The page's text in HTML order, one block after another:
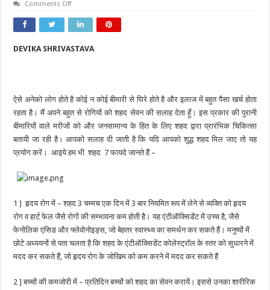
Comments Offon
के
लिए
शहद
DEVIKA SHRIVASTAVA
ऐसे अनेको लोग होते है कोई न कोई बीमारी से घिरे होते है और इलाज में बहुत पैसा खर्च होता
रहता है। मैं अपने बहुत से रोगियों को शहद सेवन की सलाह देता हूँ। इस प्रकार की पुरानी
बीमारियों वाले मरीजों को और जनसामान्य के हित के लिए शहद द्वारा प्रारंभिक चिकित्सा
बतायी जा रही है। आपको सलाह दी जाती है कि यदि आपको शुद्ध शहद मिल जाए तो यह
प्रयोग करें। आइये हम भी शहद 7 फायदे जानते हैं –
1 ] हृदय रोग में – शहद 3 चम्मच एक दिन में 3 बार नियमित रूप में लेने से व्यक्ति को हृदय
रोग व हार्ट फेल जैसे रोगों की सम्भावना कम होती है। यह एंटीऑक्सिडेंट में उच्च है, जैसे
फेनोलिक एसिड और फ्लेवोनोइड्स, जो बेहतर स्वास्थ्य का समर्थन कर सकते हैं। मनुष्यों में
छोटे अध्ययनों से पता चलता है कि शहद के एंटीऑक्सिडेंट कोलेस्ट्रॉल के स्तर को सुधारने में
मदद कर सकते हैं, जो हृदय रोग के जोखिम को कम करने में मदद कर सकते हैं
2 ] बच्चों की कमजोरी में – प्रतिदिन बच्चों को शहद का सेवन करायें। इससे उनका शारीरिक